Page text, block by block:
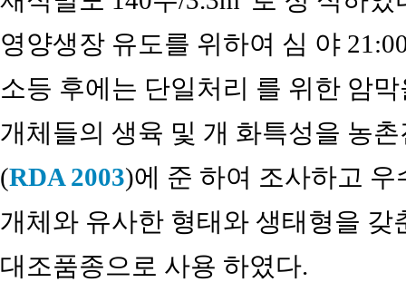
영양생장 유도를 위하여 심 야
소등 후에는 단일처리 를 위한 암
개체들의 생육 및 개 화특성을 농
(RDA 2003)에 준 하여 조사하고
개체와 유사한 형태와 생태형을 갖
대조품종으로 사용 하였다.